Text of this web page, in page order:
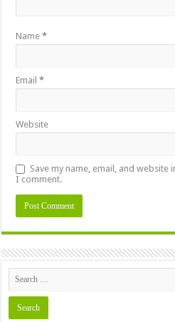
Name*
Email*
Website
Save my name, email, and
I comment.